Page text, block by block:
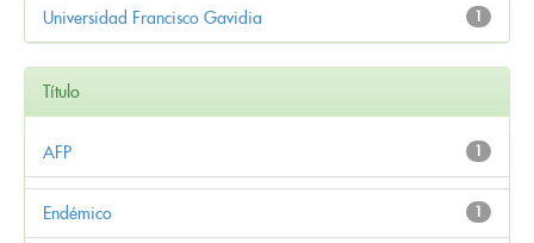
1
Universidad Francisco Gavidia
Título
1
AFP
1
Endémico